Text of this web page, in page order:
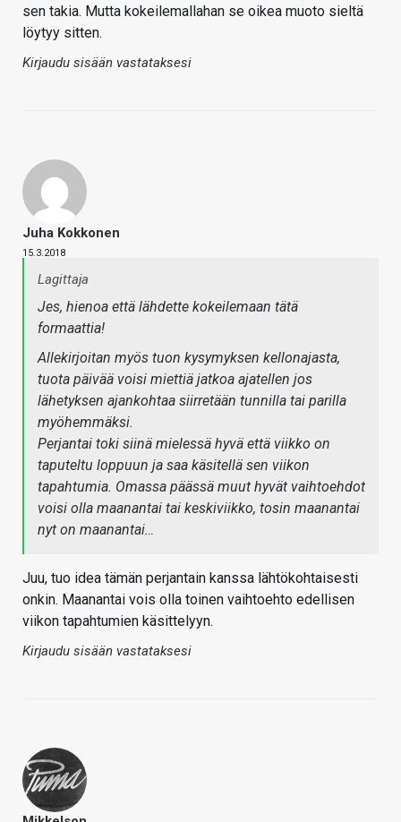
sen takia. Mutta kokeilemallahan se oikea muoto sieltä
löytyy sitten.
Kirjaudu sisään vastataksesi
Juha Kokkonen
15.3.2018
Lagittaja
Jes, hienoa että lähdette kokeilemaan tätä
formaattia!
Allekirjoitan myös tuon kysymyksen kellonajasta,
tuota päivää voisi miettiä jatkoa ajatellen jos
lähetyksen ajankohtaa siirretään tunnilla tai parilla
myöhemmäksi.
Perjantai toki siinä mielessä hyvä että viikko on
taputeltu loppuun ja saa käsitellä sen viikon
tapahtumia. Omassa päässä muut hyvät vaihtoehdot
voisi olla maanantai tai keskiviikko, tosin maanantai
nyt on maanantai…
Juu, tuo idea tämän perjantain kanssa lähtökohtaisesti
onkin. Maanantai vois olla toinen vaihtoehto edellisen
viikon tapahtumien käsittelyyn.
Kirjaudu sisään vastataksesi